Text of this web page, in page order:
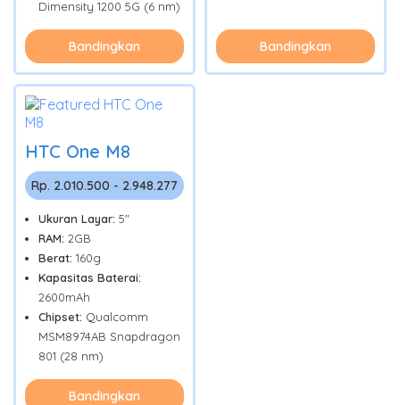
Dimensity 1200 5G (6 nm)
Bandingkan Bandingkan
HTC One M8
Rp. 2.010.500 - 2.948.277
Ukuran Layar: 5"
RAM: 2GB
Berat: 160g
Kapasitas Baterai:
2600mAh
Chipset: Qualcomm
MSM8974AB Snapdragon
801 (28 nm)
Bandingkan